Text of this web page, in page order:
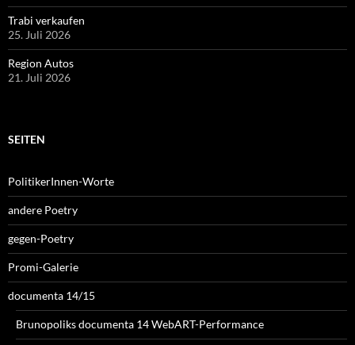
Trabi verkaufen
25. Juli 2026
Region Autos
21. Juli 2026
SEITEN
PolitikerInnen-Worte
andere Poetry
gegen-Poetry
Promi-Galerie
documenta 14/15
Brunopoliks documenta 14 WebART-Performance